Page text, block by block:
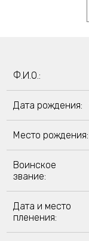
Ф.И.О.:
Дата рождения:
Место рождения:
Воинское
звание:
Дата и место
пленения: